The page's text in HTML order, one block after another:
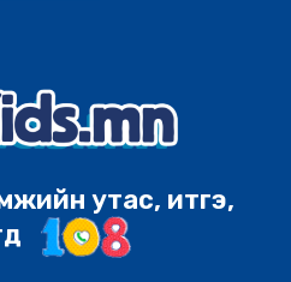
утас, итгэ,